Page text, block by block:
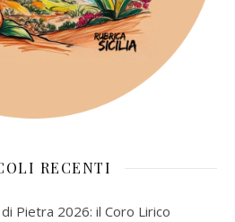
RECENTI
Pietra 2026: il Coro Lirico